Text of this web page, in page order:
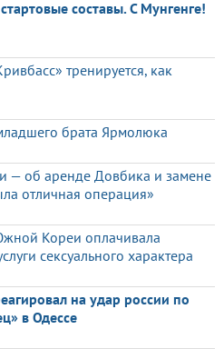
составы. С Мунгенге!
тренируется, как
брата Ярмолюка
— об аренде Довбика и замене
отличная операция»
Кореи оплачивала
сексуального характера
на удар россии по
в Одессе